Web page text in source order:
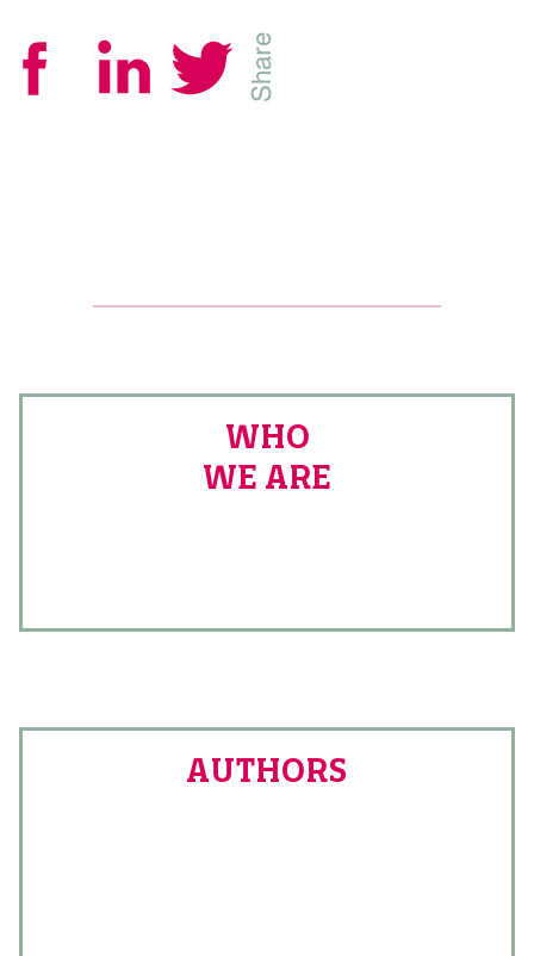
WHO
WE ARE
AUTHORS